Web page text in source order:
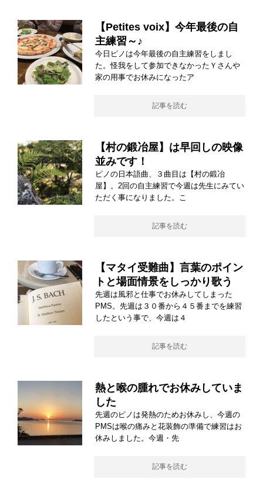
【Petites voix】今年最後の自
主練習～♪
今日ピノは今年最後の自主練習をしまし
た。怪我をして参加できなかったＹさんや
家の用事でお休みになったア
記事を読む
【村の鍛冶屋】は早回しの映像
並みです！
ピノの日本語曲、３曲目は【村の鍛冶
屋】。2回の自主練習で今週は先生にみてい
ただく事になりました。こ
記事を読む
【マタイ受難曲】言葉のポイン
トと場面情景をしっかり歌う
先週は風邪と仕事でお休みしてしまった
PMS。先週は３０番から４５番までを練習
したという事で、今週は４
記事を読む
熱と喉の腫れでお休みしていま
した
先週のピノは発熱のためお休みし、今週の
PMSは喉の痛みと花装飾の準備で練習はお
休みしました。今週・先
記事を読む